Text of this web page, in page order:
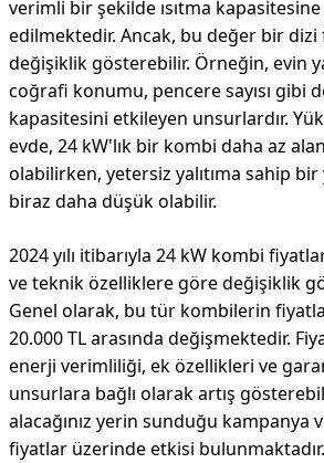
verimli bir şekilde ısıtma
edilmektedir. Ancak, bu değer bir
değişiklik gösterebilir. Örneğin, evin
coğrafi konumu, pencere sayısı gibi
kapasitesini etkileyen unsurlardır.
evde, 24 kW'lık bir kombi daha az
olabilirken, yetersiz yalıtıma sahip
biraz daha düşük olabilir.
2024 yılı itibarıyla 24 kW kombi
ve teknik özelliklere göre değişiklik
Genel olarak, bu tür kombilerin
20.000 TL arasında değişmektedir.
enerji verimliliği, ek özellikleri ve
unsurlara bağlı olarak artış
alacağınız yerin sunduğu kampanya
fiyatlar üzerinde etkisi bulunmaktadır.